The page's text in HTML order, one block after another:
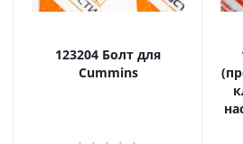
123204 Болт для
Cummins